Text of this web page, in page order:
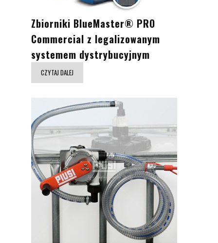
Zbiorniki BlueMaster® PRO
Commercial z legalizowanym
systemem dystrybucyjnym
CZYTAJ DALEJ